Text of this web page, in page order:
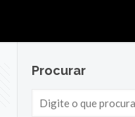
Procurar